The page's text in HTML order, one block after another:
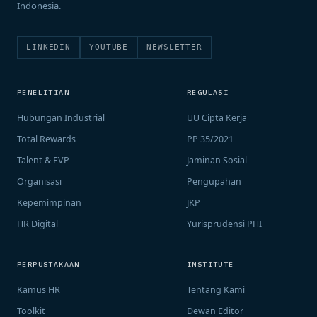
Indonesia.
LINKEDIN YOUTUBE NEWSLETTER
PENELITIAN
Hubungan Industrial
Total Rewards
Talent & EVP
Organisasi
Kepemimpinan
HR Digital
REGULASI
UU Cipta Kerja
PP 35/2021
Jaminan Sosial
Pengupahan
JKP
Yurisprudensi PHI
PERPUSTAKAAN
Kamus HR
Toolkit
INSTITUTE
Tentang Kami
Dewan Editor